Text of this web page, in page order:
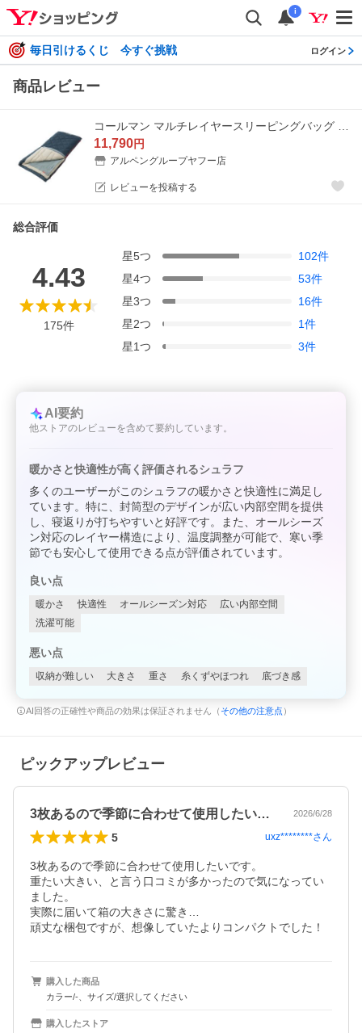
i
毎日引けるくじ 今すぐ挑戦 ログイン
商品レビュー
11,790円
アルペングループヤフー店
レビューを投稿する
総合評価
4.43
175件
星5つ 102件
星4つ 53件
星3つ 16件
星2つ 1件
星1つ 3件
AI要約
他ストアのレビューを含めて要約しています。
暖かさと快適性が高く評価されるシュラフ
多くのユーザーがこのシュラフの暖かさと快適性に満足し
ています。特に、封筒型のデザインが広い内部空間を提供
し、寝返りが打ちやすいと好評です。また、オールシーズ
ン対応のレイヤー構造により、温度調整が可能で、寒い季
節でも安心して使用できる点が評価されています。
良い点
暖かさ 快適性 オールシーズン対応
広い内部空間
洗濯可能
悪い点
収納が難しい 大きさ 重さ 糸くずやほつれ 底づき感
AI回答の正確性や商品の効果は保証されません（ その他の注意点 ）
ピックアップレビュー
3枚あるので季節に合わせて使用したいで… 2026/6/28
5 uxz********さん
3枚あるので季節に合わせて使用したいです。
重たい大きい、と言う口コミが多かったので気になってい
ました。
実際に届いて箱の大きさに驚き…
頑丈な梱包ですが、想像していたよりコンパクトでした！
購入した商品
カラー/-、サイズ/選択してください
購入したストア